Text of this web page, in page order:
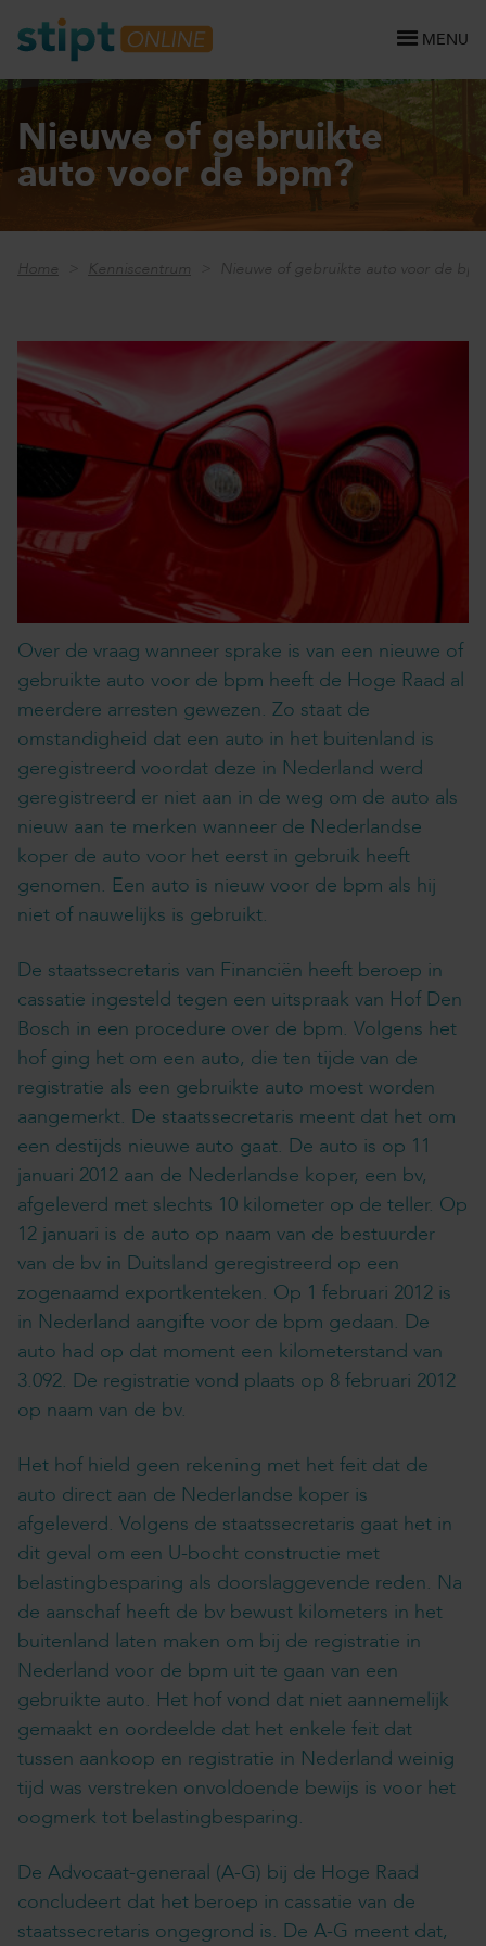
MENU
Nieuwe of gebruikte
auto voor de bpm?
Home Kenniscentrum Nieuwe of gebruikte auto voor de
Over de vraag wanneer sprake is van een nieuwe of
gebruikte auto voor de bpm heeft de Hoge Raad al
meerdere arresten gewezen. Zo staat de
omstandigheid dat een auto in het buitenland is
geregistreerd voordat deze in Nederland werd
geregistreerd er niet aan in de weg om de auto als
nieuw aan te merken wanneer de Nederlandse
koper de auto voor het eerst in gebruik heeft
genomen. Een auto is nieuw voor de bpm als hij
niet of nauwelijks is gebruikt.
De staatssecretaris van Financiën heeft beroep in
cassatie ingesteld tegen een uitspraak van Hof Den
Bosch in een procedure over de bpm. Volgens het
hof ging het om een auto, die ten tijde van de
registratie als een gebruikte auto moest worden
aangemerkt. De staatssecretaris meent dat het om
een destijds nieuwe auto gaat. De auto is op 11
januari 2012 aan de Nederlandse koper, een bv,
afgeleverd met slechts 10 kilometer op de teller. Op
12 januari is de auto op naam van de bestuurder
van de bv in Duitsland geregistreerd op een
zogenaamd exportkenteken. Op 1 februari 2012 is
in Nederland aangifte voor de bpm gedaan. De
auto had op dat moment een kilometerstand van
3.092. De registratie vond plaats op 8 februari 2012
op naam van de bv.
Het hof hield geen rekening met het feit dat de
auto direct aan de Nederlandse koper is
afgeleverd. Volgens de staatssecretaris gaat het in
dit geval om een U-bocht constructie met
belastingbesparing als doorslaggevende reden. Na
de aanschaf heeft de bv bewust kilometers in het
buitenland laten maken om bij de registratie in
Nederland voor de bpm uit te gaan van een
gebruikte auto. Het hof vond dat niet aannemelijk
gemaakt en oordeelde dat het enkele feit dat
tussen aankoop en registratie in Nederland weinig
tijd was verstreken onvoldoende bewijs is voor het
oogmerk tot belastingbesparing.
De Advocaat-generaal (A-G) bij de Hoge Raad
concludeert dat het beroep in cassatie van de
staatssecretaris ongegrond is. De A-G meent dat,